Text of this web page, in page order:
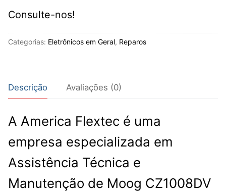
Consulte-nos!
Categorias: Eletrônicos em Geral, Reparos
Descrição Avaliações (0)
A America Flextec é uma
empresa especializada em
Assistência Técnica e
Manutenção de Moog CZ1008DV